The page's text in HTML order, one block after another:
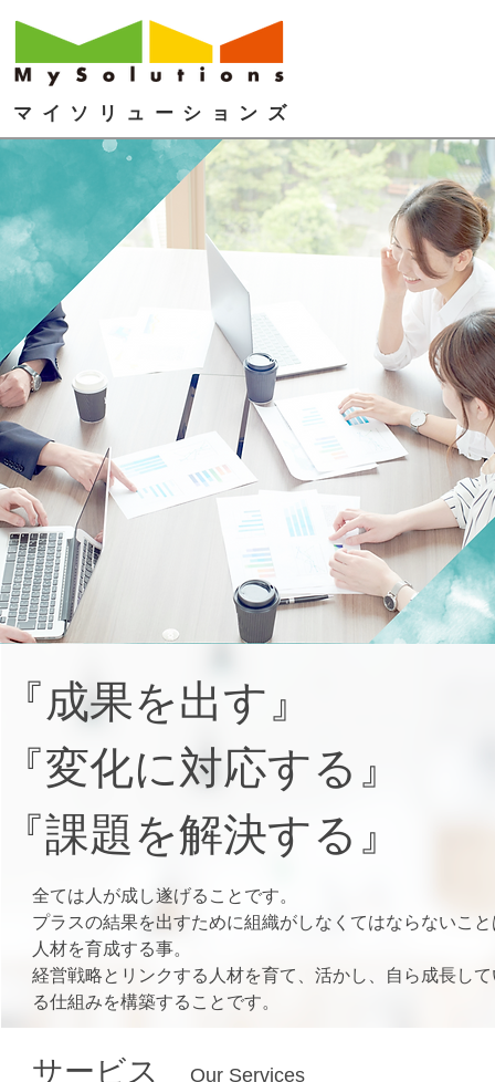
マイソリューションズ
『成果を出す』
『変化に対応する』
『課題を解決する』
全ては人が成し遂げることです。
プラスの結果を出すために組織がしなくてはならないこ
人材を育成する事。
経営戦略とリンクする人材を育て、活かし、自ら成長し
る仕組みを構築することです。
サービス Our Services